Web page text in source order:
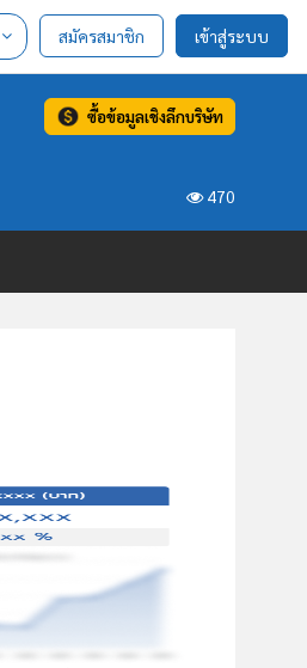
สมัครสมาชิก เข้าสู่ระบบ
ซื้อข้อมูลเชิงลึกบริษัท
470